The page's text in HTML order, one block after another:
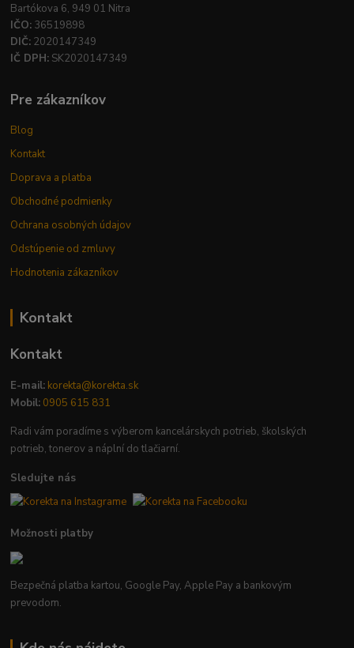
Bartókova 6, 949 01 Nitra
IČO: 36519898
DIČ: 2020147349
IČ DPH: SK2020147349
Pre zákazníkov
Blog
Kontakt
Doprava a platba
Obchodné podmienky
Ochrana osobných údajov
Odstúpenie od zmluvy
Hodnotenia zákazníkov
Kontakt
Kontakt
E-mail: korekta@korekta.sk
Mobil: 0905 615 831
Radi vám poradíme s výberom kancelárskych potrieb, školských
potrieb, tonerov a náplní do tlačiarní.
Sledujte nás
Možnosti platby
Bezpečná platba kartou, Google Pay, Apple Pay a bankovým
prevodom.